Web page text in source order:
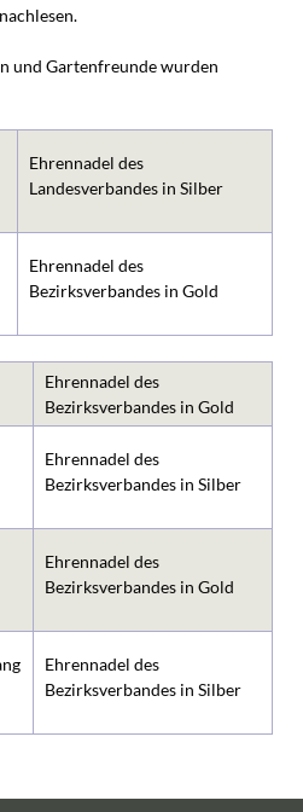
und Gartenfreunde wurden
Ehrennadel des
Landesverbandes in Silber
Ehrennadel des
Bezirksverbandes in Gold
Ehrennadel des
Bezirksverbandes in Gold
Ehrennadel des
Bezirksverbandes in Silber
Ehrennadel des
Bezirksverbandes in Gold
Ehrennadel des
Bezirksverbandes in Silber